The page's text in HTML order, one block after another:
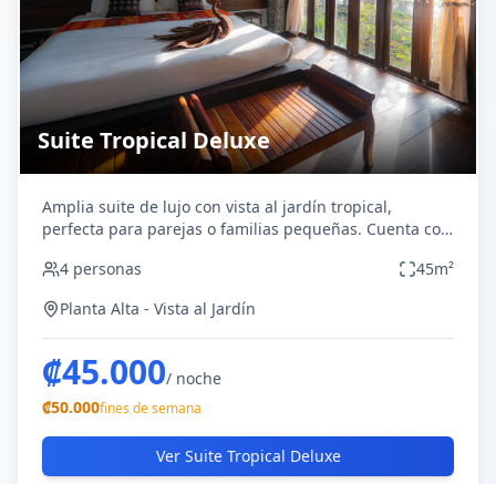
Suite Tropical Deluxe
Amplia suite de lujo con vista al jardín tropical,
perfecta para parejas o familias pequeñas. Cuenta con
las comodidades modernas. Disfruta de la tranquilidad
del Caribe desde tu propia terraza privada con
hamaca.
4 personas 45m²
Planta Alta - Vista al Jardín
₡45.000/ noche
₡50.000fines de semana
Ver Suite Tropical Deluxe